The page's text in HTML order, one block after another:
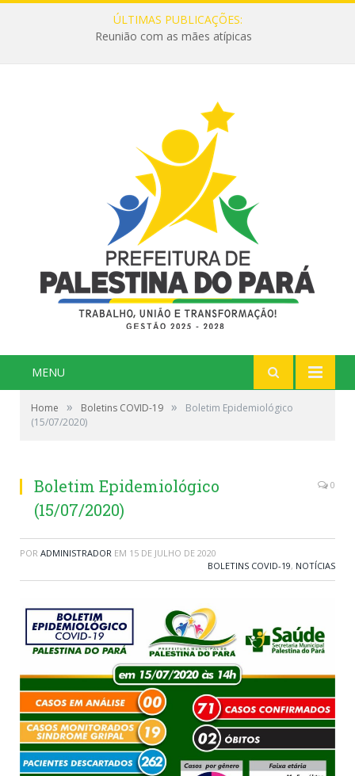
ÚLTIMAS PUBLICAÇÕES:
Reunião com as mães atípicas
MENU
Home » Boletins COVID-19 »
Boletim Epidemiológico
(15/07/2020)
Boletim Epidemiológico
(15/07/2020)
0
POR ADMINISTRADOR EM 15 DE JULHO DE 2020
BOLETINS COVID-19, NOTÍCIAS